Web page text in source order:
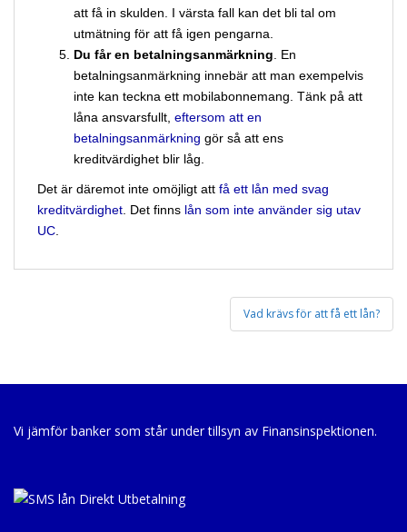
att få in skulden. I värsta fall kan det bli tal om
utmätning för att få igen pengarna.
Du får en betalningsanmärkning . En
betalningsanmärkning innebär att man exempelvis
inte kan teckna ett mobilabonnemang. Tänk på att
låna ansvarsfullt, eftersom att en
betalningsanmärkning gör så att ens
kreditvärdighet blir låg.
Det är däremot inte omöjligt att få ett lån med svag
kreditvärdighet . Det finns lån som inte använder sig utav
UC
Vad krävs för att få ett lån?
Vi jämför banker som står under tillsyn av Finansinspektionen.